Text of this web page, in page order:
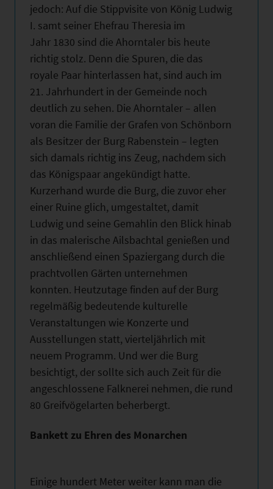
jedoch: Auf die Stippvisite von König Ludwig
I. samt seiner Ehefrau Theresia im
Jahr 1830 sind die Ahorntaler bis heute
richtig stolz. Denn die Spuren, die das
royale Paar hinterlassen hat, sind auch im
21. Jahrhundert in der Gemeinde noch
deutlich zu sehen. Die Ahorntaler – allen
voran die Familie der Grafen von Schönborn
als Besitzer der Burg Rabenstein – legten
sich damals richtig ins Zeug, nachdem sich
das Königspaar angekündigt hatte.
Kurzerhand wurde die Burg, die zuvor eher
einer Ruine glich, umgestaltet, damit
Ludwig und seine Gemahlin den Blick hinab
in das malerische Ailsbachtal genießen und
anschließend einen Spaziergang durch die
prachtvollen Gärten unternehmen
konnten. Heutzutage finden auf der Burg
regelmäßig bedeutende kulturelle
Veranstaltungen wie Konzerte und
Ausstellungen statt, vierteljährlich mit
neuem Programm. Und wer die Burg
besichtigt, der sollte sich auch Zeit für die
angeschlossene Falknerei nehmen, die rund
80 Greifvögelarten beherbergt.
Bankett zu Ehren des Monarchen
Einige hundert Meter weiter kann man die